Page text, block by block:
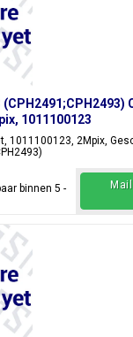
1011100123
1011100123, 2Mpix,
binnen 5 -